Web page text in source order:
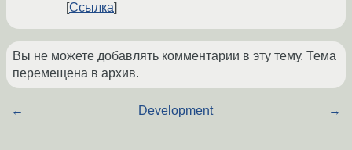
Ссылка
Вы не можете добавлять комментарии в эту тему. Тема
перемещена в архив.
← Development →